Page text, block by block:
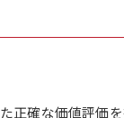
正確な価値評価